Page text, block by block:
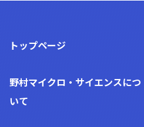
トップページ
野村マイクロ・サイエンスにつ
いて